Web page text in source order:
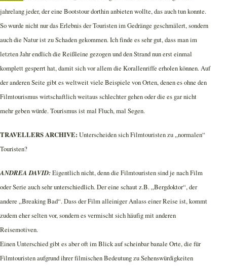
jahrelang jeder, der eine Bootstour dorthin anbieten wollte, das auch tun konnte.
So wurde nicht nur das Erlebnis der Touristen im Gedränge geschmälert, sondern
auch die Natur ist zu Schaden gekommen. Ich finde es sehr gut, dass man im
letzten Jahr endlich die Reißleine gezogen und den Strand nun erst einmal
komplett gesperrt hat, damit sich vor allem die Korallenriffe erholen können. Auf
der anderen Seite gibt es weltweit viele Beispiele von Orten, denen es ohne den
Filmtourismus wirtschaftlich weitaus schlechter gehen oder die es gar nicht
mehr geben würde. Tourismus ist mal Fluch, mal Segen.
TRAVELLERS ARCHIVE: Unterscheiden sich Filmtouristen zu „normalen“
Touristen?
ANDREA DAVID:Eigentlich nicht, denn die Filmtouristen sind je nach Film
oder Serie auch sehr unterschiedlich. Der eine schaut z.B. „Bergdoktor“, der
andere „Breaking Bad“. Dass der Film alleiniger Anlass einer Reise ist, kommt
zudem eher selten vor, sondern es vermischt sich häufig mit anderen
Reisemotiven.
Einen Unterschied gibt es aber oft im Blick auf scheinbar banale Orte, die für
Filmtouristen aufgrund ihrer filmischen Bedeutung zu Sehenswürdigkeiten